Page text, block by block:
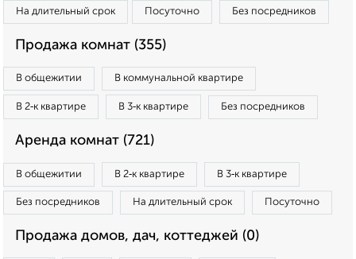
На длительный срок Посуточно Без посредников
Продажа комнат (355)
В общежитии В коммунальной квартире
В 2‑к квартире В 3‑к квартире Без посредников
Аренда комнат (721)
В общежитии В 2‑к квартире В 3‑к квартире
Без посредников На длительный срок Посуточно
Продажа домов, дач, коттеджей (0)